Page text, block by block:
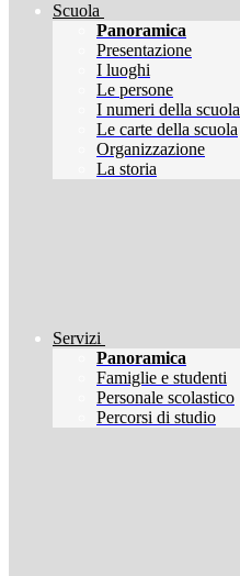
Scuola
Panoramica
Presentazione
I luoghi
Le persone
I numeri della scuola
Le carte della scuola
Organizzazione
La storia
Servizi
Panoramica
Famiglie e studenti
Personale scolastico
Percorsi di studio